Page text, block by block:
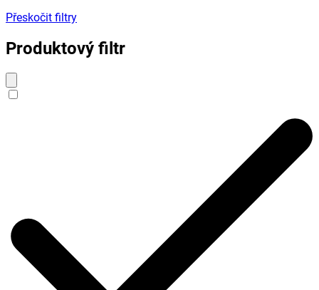
Přeskočit filtry
Produktový filtr